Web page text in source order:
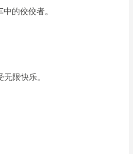
的佼佼者。
限快乐。